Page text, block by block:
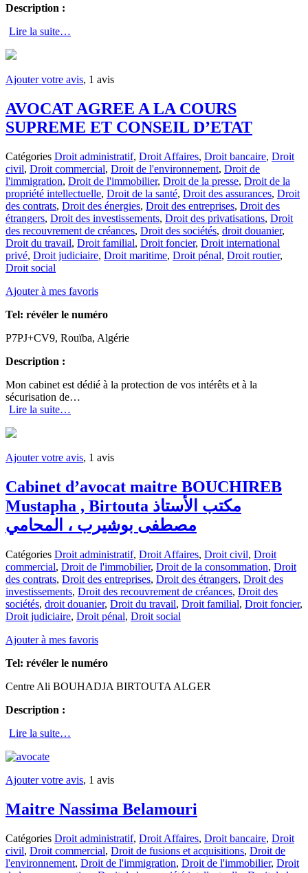
Description :
Lire la suite…
Ajouter votre avis, 1 avis
AVOCAT AGREE A LA COURS
SUPREME ET CONSEIL D’ETAT
Catégories Droit administratif, Droit Affaires, Droit bancaire, Droit
civil, Droit commercial, Droit de l'environnement, Droit de
l'immigration, Droit de l'immobilier, Droit de la presse, Droit de la
propriété intellectuelle, Droit de la santé, Droit des assurances, Droit
des contrats, Droit des énergies, Droit des entreprises, Droit des
étrangers, Droit des investissements, Droit des privatisations, Droit
des recouvrement de créances, Droit des sociétés, droit douanier,
Droit du travail, Droit familial, Droit foncier, Droit international
privé, Droit judiciaire, Droit maritime, Droit pénal, Droit routier,
Droit social
Ajouter à mes favoris
Tel: révéler le numéro
P7PJ+CV9, Rouïba, Algérie
Description :
Mon cabinet est dédié à la protection de vos intérêts et à la
sécurisation de…
Lire la suite…
Ajouter votre avis, 1 avis
Cabinet d’avocat maitre BOUCHIREB
Mustapha , Birtouta مكتب الأستاذ
مصطفى بوشيرب ، المحامي
Catégories Droit administratif, Droit Affaires, Droit civil, Droit
commercial, Droit de l'immobilier, Droit de la consommation, Droit
des contrats, Droit des entreprises, Droit des étrangers, Droit des
investissements, Droit des recouvrement de créances, Droit des
sociétés, droit douanier, Droit du travail, Droit familial, Droit foncier,
Droit judiciaire, Droit pénal, Droit social
Ajouter à mes favoris
Tel: révéler le numéro
Centre Ali BOUHADJA BIRTOUTA ALGER
Description :
Lire la suite…
Ajouter votre avis, 1 avis
Maitre Nassima Belamouri
Catégories Droit administratif, Droit Affaires, Droit bancaire, Droit
civil, Droit commercial, Droit de fusions et acquisitions, Droit de
l'environnement, Droit de l'immigration, Droit de l'immobilier, Droit